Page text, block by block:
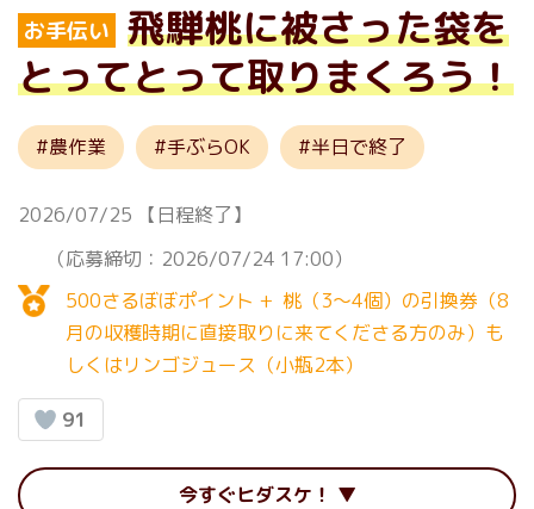
お手伝い
飛騨桃に被さった袋を
とってとって取りまくろう！
農作業 手ぶらOK 半日で終了
2026/07/25
【日程終了】
（応募締切：2026/07/24 17:00）
500さるぼぼポイント + 桃（3〜4個）の引換券（8
月の収穫時期に直接取りに来てくださる方のみ）も
しくはリンゴジュース（小瓶2本）
91
今すぐヒダスケ！